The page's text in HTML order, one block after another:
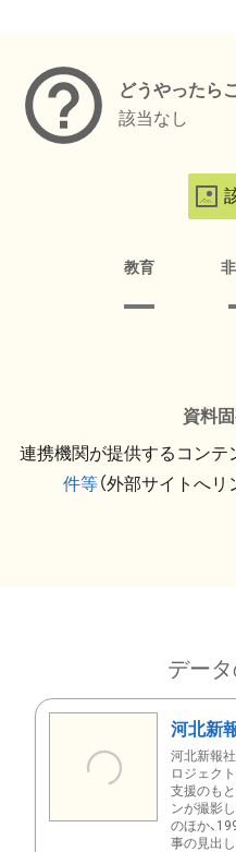
どうやったら
該当なし
教育
資料
連携機関が提供するコンテ
件等（外部サイトへリ
デー
河北新
河北新報
ロジェク
支援のも
ンが撮影
のほか、
事の見出し